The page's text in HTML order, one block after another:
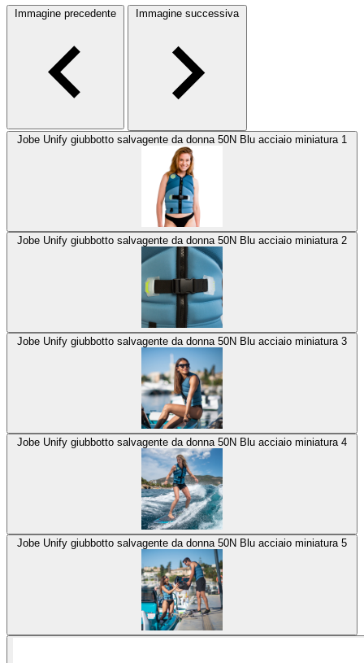
Immagine precedente Immagine successiva
Jobe Unify giubbotto salvagente da donna 50N Blu acciaio miniatura 1
Jobe Unify giubbotto salvagente da donna 50N Blu acciaio miniatura 2
Jobe Unify giubbotto salvagente da donna 50N Blu acciaio miniatura 3
Jobe Unify giubbotto salvagente da donna 50N Blu acciaio miniatura 4
Jobe Unify giubbotto salvagente da donna 50N Blu acciaio miniatura 5